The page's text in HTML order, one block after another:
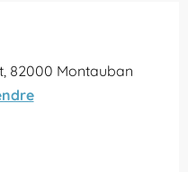
82000 Montauban